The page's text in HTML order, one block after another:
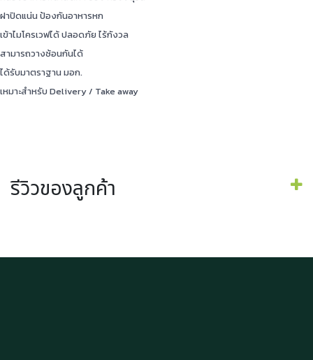
ฝาปิดแน่น ป้องกันอาหารหก
เข้าไมโครเวฟได้ ปลอดภัย ไร้กังวล
สามารถวางซ้อนกันได้
ได้รับมาตราฐาน มอก.
เหมาะสำหรับ Delivery / Take away
รีวิวของลูกค้า